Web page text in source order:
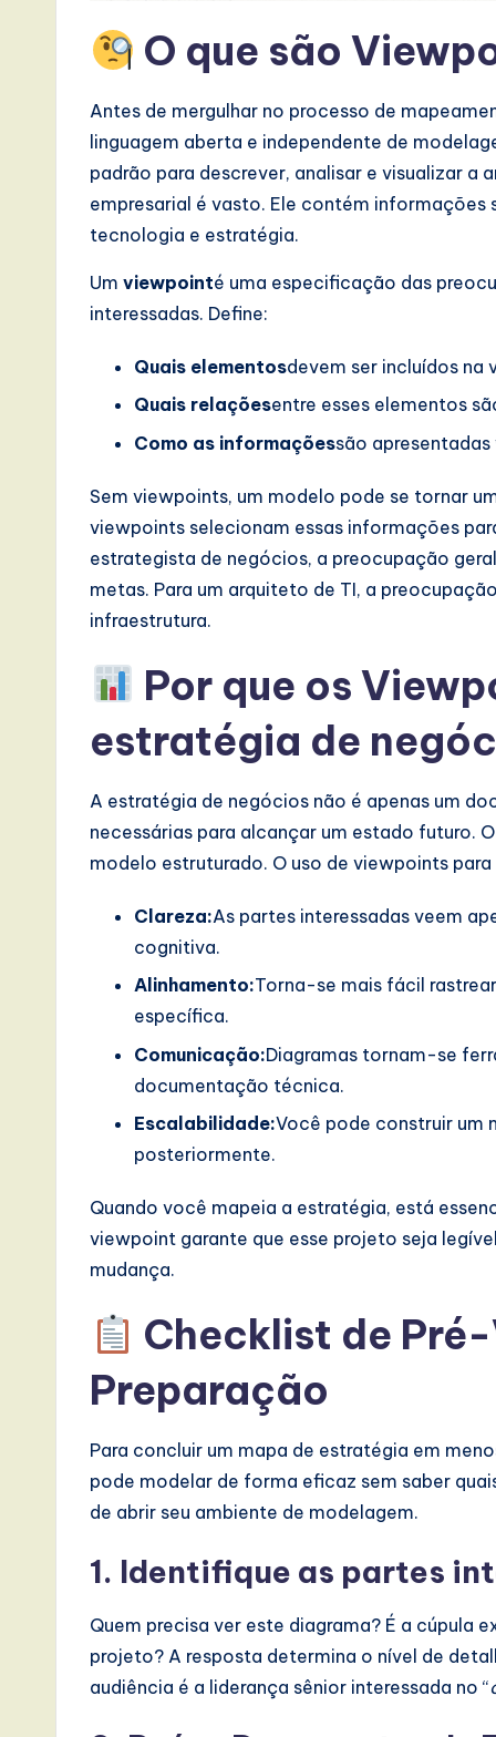
A
O que são
Antes de mergulhar no processo de
linguagem aberta e independente de
padrão para descrever, analisar e visualizar a
empresarial é vasto. Ele contém
tecnologia e estratégia.
Um viewpointé uma especificação das
interessadas. Define:
Quais elementosdevem ser incluídos na
Quais relaçõesentre esses elementos
Como as informaçõessão apresentadas
Sem viewpoints, um modelo pode se tornar
viewpoints selecionam essas informações
estrategista de negócios, a preocupação
metas. Para um arquiteto de TI, a
infraestrutura.
Por que os
estratégia de
A estratégia de negócios não é apenas um
necessárias para alcançar um estado futuro.
modelo estruturado. O uso de viewpoints
Clareza:As partes interessadas veem
cognitiva.
Alinhamento:Torna-se mais fácil
específica.
Comunicação:Diagramas tornam-se
documentação técnica.
Escalabilidade:Você pode construir um
posteriormente.
Quando você mapeia a estratégia, está
viewpoint garante que esse projeto seja
mudança.
Checklist de
Preparação
Para concluir um mapa de estratégia em
pode modelar de forma eficaz sem saber
de abrir seu ambiente de modelagem.
1. Identifique as partes
Quem precisa ver este diagrama? É a cúpula
projeto? A resposta determina o nível de
audiência é a liderança sênior interessada no “